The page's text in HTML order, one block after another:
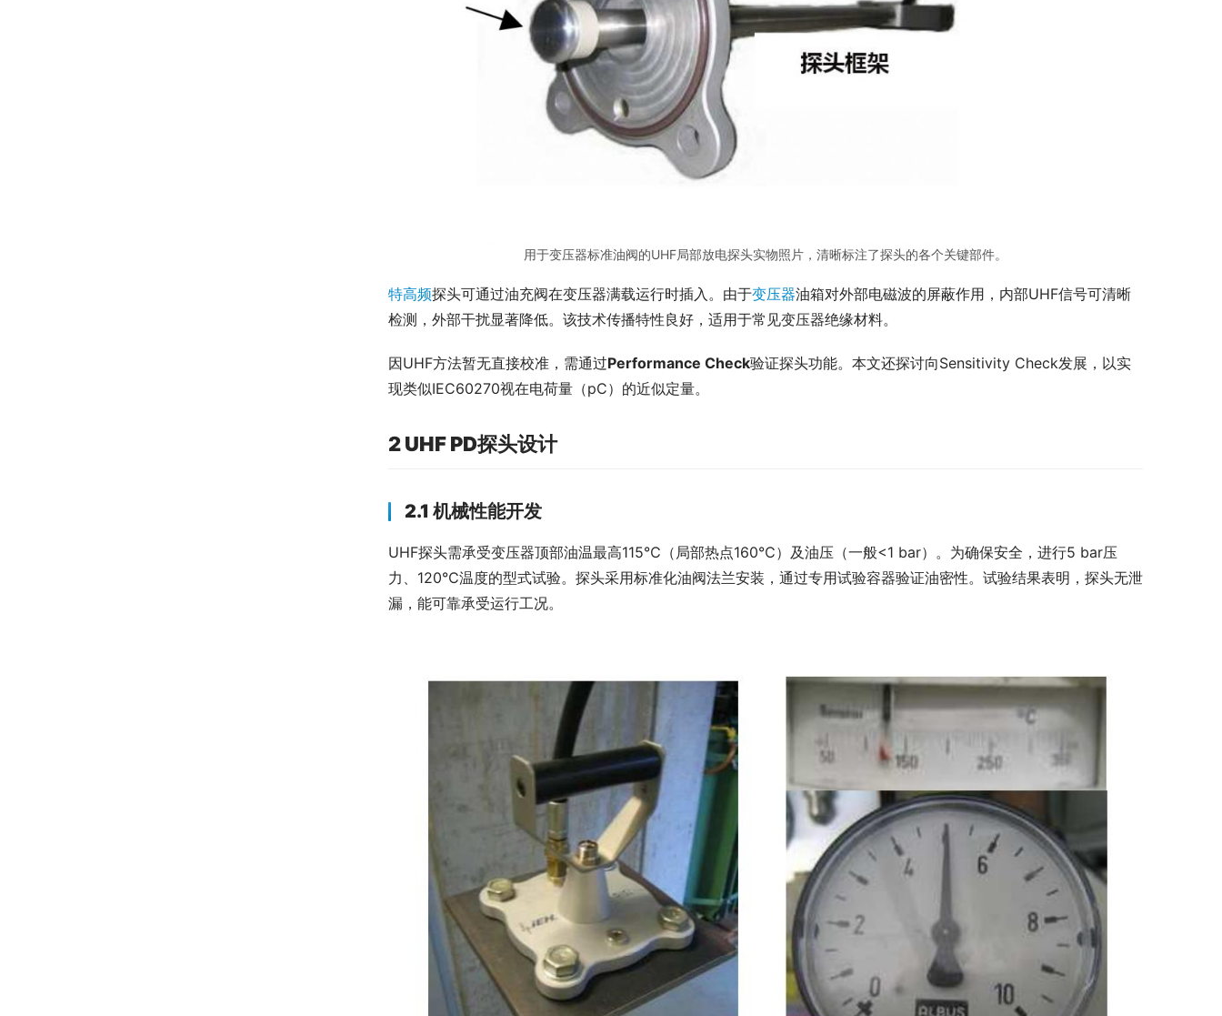
用于变压器标准油阀的UHF局部放电探头实物照片，清晰标注了探头的各个关键部件。
特高频探头可通过油充阀在变压器满载运行时插入。由于变压器油箱对外部电磁波的屏蔽作用，内部UHF信号可清晰
检测，外部干扰显著降低。该技术传播特性良好，适用于常见变压器绝缘材料。
因UHF方法暂无直接校准，需通过Performance Check验证探头功能。本文还探讨向Sensitivity Check发展，以实
现类似IEC60270视在电荷量（pC）的近似定量。
2 UHF PD探头设计
2.1 机械性能开发
UHF探头需承受变压器顶部油温最高115℃（局部热点160℃）及油压（一般<1 bar）。为确保安全，进行5 bar压
力、120℃温度的型式试验。探头采用标准化油阀法兰安装，通过专用试验容器验证油密性。试验结果表明，探头无泄
漏，能可靠承受运行工况。